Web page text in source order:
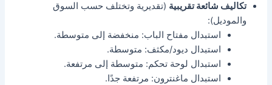
تكاليف شائعة تقريبية (تقديرية وتختلف حسب السوق
والموديل):
استبدال مفتاح الباب: منخفضة إلى متوسطة.
استبدال ديود/مكثف: متوسطة.
استبدال لوحة تحكم: متوسطة إلى مرتفعة.
استبدال ماغنترون: مرتفعة جدًا.